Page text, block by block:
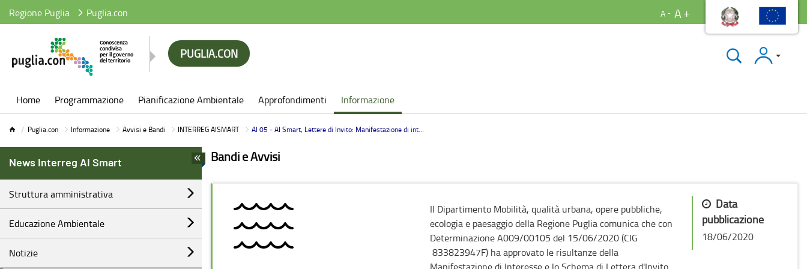
Regione Puglia Puglia.con A A
PUGLIA.CON Accedi
Home Programmazione Pianificazione Ambientale Approfondimenti Informazione
Puglia.con Informazione Avvisi e Bandi INTERREG AISMART AI 05 - AI Smart, Lettere di Invito: Manifestazione di interesse per monitoraggio ambientale
News Interreg AI Smart
Struttura amministrativa
Educazione Ambientale
Notizie
Bandi e Avvisi
Il Dipartimento Mobilità, qualità urbana, opere pubbliche,
ecologia e paesaggio della Regione Puglia comunica che con
Determinazione A009/00105 del 15/06/2020 (CIG
833823947F) ha approvato le risultanze della
Manifestazione di Interesse e lo Schema di Lettera d'Invito.
Data
pubblicazione
18/06/2020